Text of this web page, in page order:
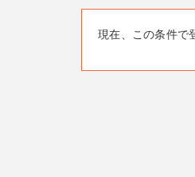
現在、この条件で